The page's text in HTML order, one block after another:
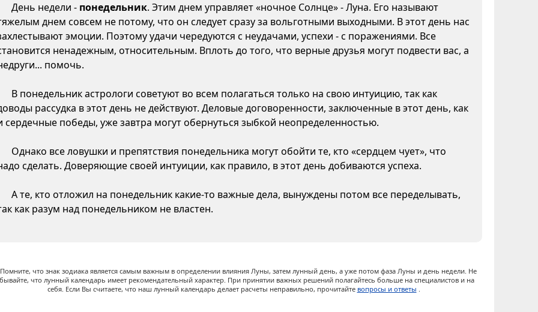
День недели - понедельник. Этим днем управляет «ночное Солнце» - Луна. Его называют
днем совсем не потому, что он следует сразу за вольготными выходными. В этот день нас
эмоции. Поэтому удачи чередуются с неудачами, успехи - с поражениями. Все
ненадежным, относительным. Вплоть до того, что верные друзья могут подвести вас, а
помочь.
В понедельник астрологи советуют во всем полагаться только на свою интуицию, так как
рассудка в этот день не действуют. Деловые договоренности, заключенные в этот день, как
сердечные победы, уже завтра могут обернуться зыбкой неопределенностью.
Однако все ловушки и препятствия понедельника могут обойти те, кто «сердцем чует», что
сделать. Доверяющие своей интуиции, как правило, в этот день добиваются успеха.
А те, кто отложил на понедельник какие-то важные дела, вынуждены потом все переделывать,
как разум над понедельником не властен.
Помните, что знак зодиака является самым важным в определении влияния Луны, затем лунный день, а уже потом фаза Луны и день недели. Не
что лунный календарь имеет рекомендательный характер. При принятии важных решений полагайтесь больше на специалистов и на
себя. Если Вы считаете, что наш лунный календарь делает расчеты неправильно, прочитайте вопросы и ответы .